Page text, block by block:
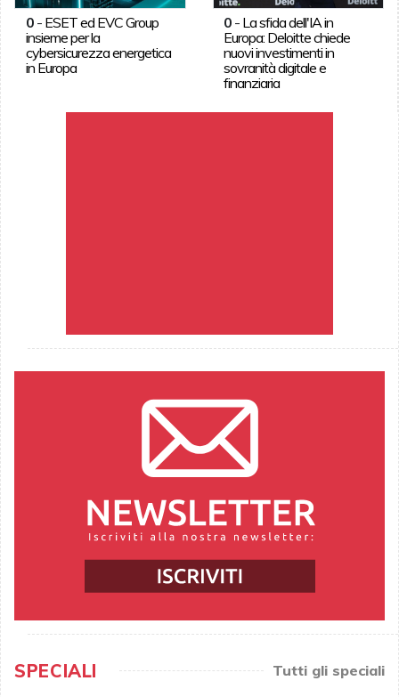
0- ESET ed EVC Group
insieme per la
cybersicurezza energetica
in Europa
0 - La sfida dell'IA in
Europa: Deloitte chiede
nuovi investimenti in
sovranità digitale e
finanziaria
SPECIALI Tutti gli speciali